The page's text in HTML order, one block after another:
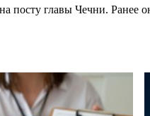
посту главы Чечни.